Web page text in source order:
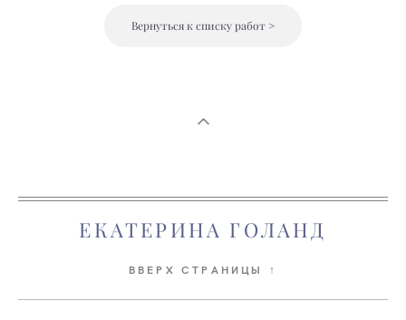
Вернуться к списку работ >
ЕКАТЕРИНА ГОЛАНД
ВВЕРХ СТРАНИЦЫ ↑